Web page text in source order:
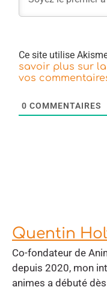
Ce site utilise
savoir plus sur
vos
0 COMMENTAIRES
Quentin
Co-fondateur de
depuis 2020, mon
animes a débuté